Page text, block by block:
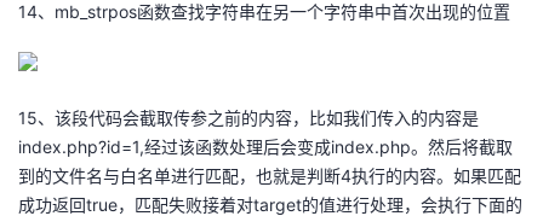
14、mb_strpos函数查找字符串在另一个字符串中首次出现的位置
15、该段代码会截取传参之前的内容，比如我们传入的内容是
index.php?id=1,经过该函数处理后会变成index.php。然后将截取
到的文件名与白名单进行匹配，也就是判断4执行的内容。如果匹配
成功返回true，匹配失败接着对target的值进行处理，会执行下面的